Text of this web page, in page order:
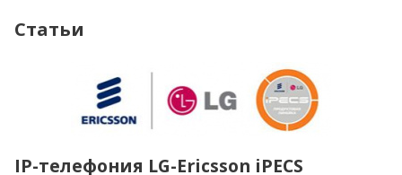
Статьи
IP-телефония LG-Ericsson iPECS